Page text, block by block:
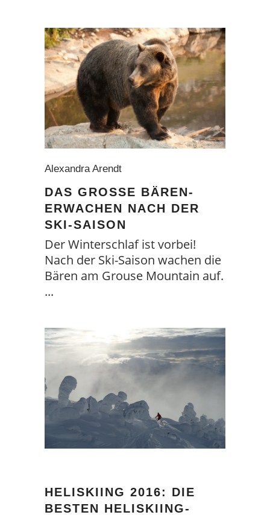
Alexandra Arendt
DAS GROSSE BÄREN-E
RWACHEN NACH DER S
KI-SAISON
Der Winterschlaf ist vorbei!
Nach der Ski-Saison wachen die
Bären am Grouse Mountain auf.
HELISKIING 2016: DIE
BESTEN HELISKIING-